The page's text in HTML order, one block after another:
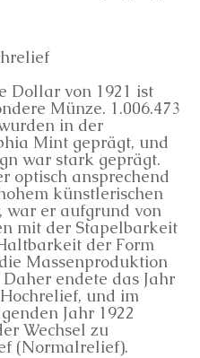
Dollar von 1921 ist
Münze. 1.006.473
in der
Mint geprägt, und
war stark geprägt.
optisch ansprechend
künstlerischen
war er aufgrund von
mit der Stapelbarkeit
der Form
Massenproduktion
Daher endete das Jahr
und im
Jahr 1922
Wechsel zu
(Normalrelief).